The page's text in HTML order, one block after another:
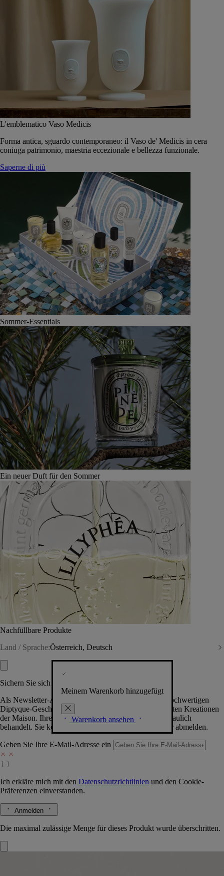
L'emblematico Vaso Medicis
Forma antica, sguardo contemporaneo: il Vaso de' Medicis in cera
coniuga patrimonio, maestria eccezionale e bellezza funzionale.
Saperne di più
Sommer-Essentials
Ein neuer Duft für den Sommer
Nachfüllbare Produkte
Land / Sprache:Österreich, Deutsch
Meinem Warenkorb hinzugefügt
Warenkorb ansehen
Sichern Sie sich exklusive Vorteile
Als Newsletter-Abonnent.in erhalten Sie Zugang zu hochwertigen
Diptyque-Geschenken, Events & News über die neuesten Kreationen
der Maison. Ihre Daten werden selbstverständlich vertraulich
behandelt. Sie können sich jederzeit problemlos wieder abmelden.
Geben Sie Ihre E-Mail-Adresse ein
Ich erkläre mich mit den Datenschutzrichtlinien und den Cookie-
Präferenzen einverstanden.
Anmelden
Die maximal zulässige Menge für dieses Produkt wurde überschritten.